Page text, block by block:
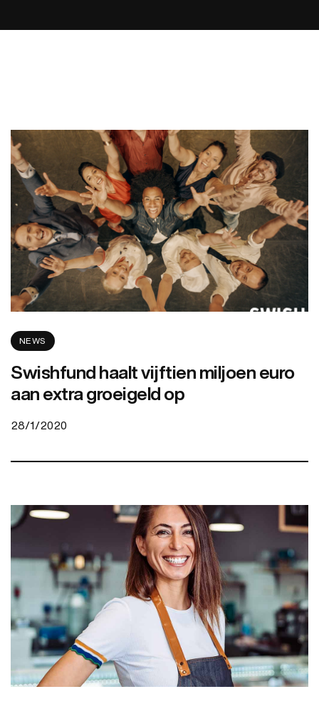
NEWS
Swishfund haalt vijftien miljoen euro
aan extra groeigeld op
28/1/2020